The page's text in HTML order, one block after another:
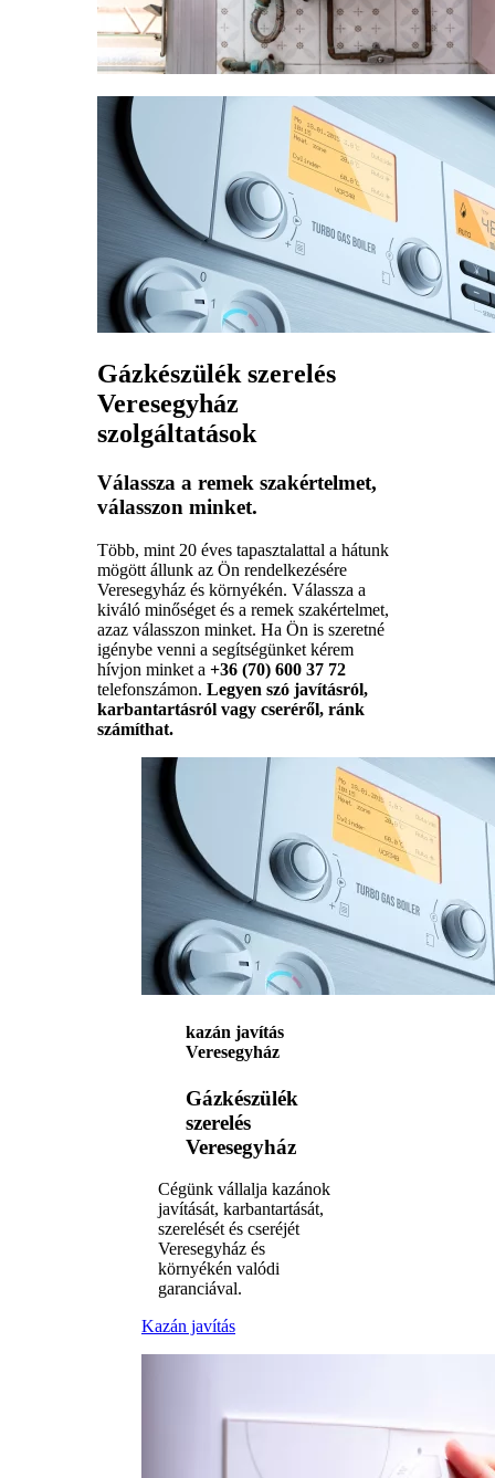
Gázkészülék szerelés
Veresegyház
szolgáltatások
Válassza a remek szakértelmet,
válasszon minket.
Több, mint 20 éves tapasztalattal a hátunk
mögött állunk az Ön rendelkezésére
Veresegyház és környékén. Válassza a
kiváló minőséget és a remek szakértelmet,
azaz válasszon minket. Ha Ön is szeretné
igénybe venni a segítségünket kérem
hívjon minket a +36 (70) 600 37 72
telefonszámon. Legyen szó javításról,
karbantartásról vagy cseréről, ránk
számíthat.
kazán javítás
Veresegyház
Gázkészülék
szerelés
Veresegyház
Cégünk vállalja kazánok
javítását, karbantartását,
szerelését és cseréjét
Veresegyház és
környékén valódi
garanciával.
Kazán javítás